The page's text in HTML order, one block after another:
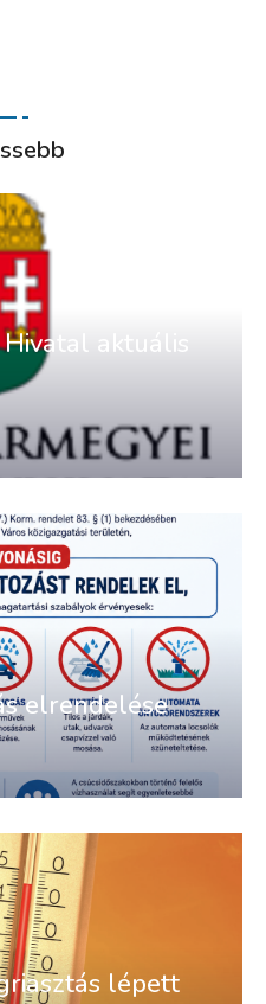
Hivatal aktuális
elrendelése
lépett